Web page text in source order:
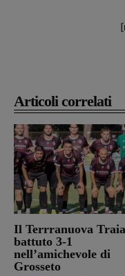
Articoli correlati
Il Terrranuova
battuto 3-1
nell’amichevole di
Grosseto